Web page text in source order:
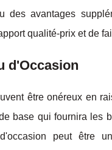
des avantages
qualité-prix et de
d'Occasion
être onéreux en
base qui fournira les
peut être